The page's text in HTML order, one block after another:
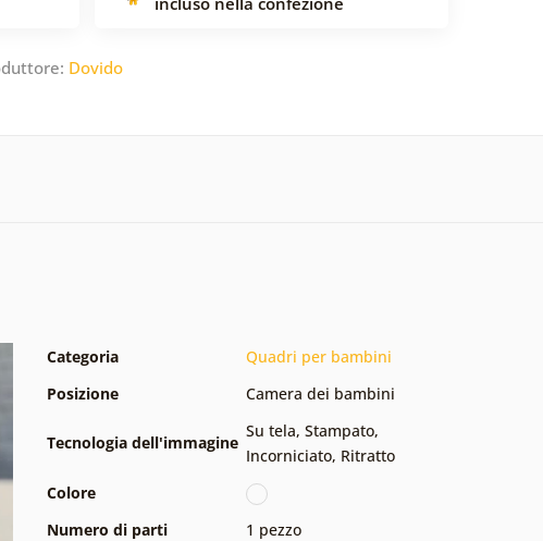
Dovido
Categoria
Quadri per bambini
Posizione
Camera dei bambini
Tecnologia dell'immagine
Su tela, Stampato,
Incorniciato, Ritratto
Colore
Numero di parti
1 pezzo